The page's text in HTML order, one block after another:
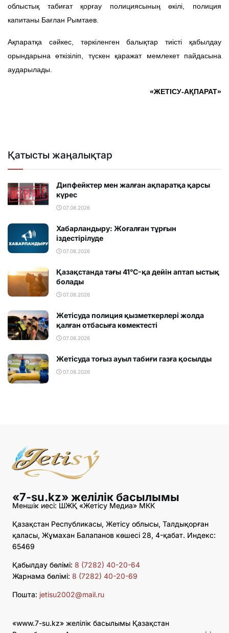
облыстық табиғат қорғау полициясының өкілі, полиция
капитаны Бағлан Рымтаев.
Ақпаратқа сәйкес, тәркіленген балықтар тиісті қабылдау
орындарына өткізіліп, түскен қаражат мемлекет пайдасына
аударылады.
«ЖЕТІСУ-АҚПАРАТ»
Қатысты жаңалықтар
Дипфейктер мен жалған ақпаратқа қарсы
күрес
07.08.2026
Хабарландыру: Жоғалған тұрғын
іздестірілуде
07.08.2026
Қазақстанда тағы 41°C-қа дейін аптап ыстық
болады
07.08.2026
Жетісуда полиция қызметкерлері жолда
қалған отбасыға көмектесті
07.08.2026
Жетісуда тоғыз ауыл табиғи газға қосылды
07.08.2026
«7-su.kz» желілік басылымы
Меншік иесі: ШЖҚ «Жетісу Медиа» МКК
Қазақстан Республикасы, Жетісу облысы, Талдықорған
қаласы, Жұмахан Балапанов көшесі 28, 4-қабат. Индекс:
65469
Қабылдау бөлімі: 8 (7282) 40-20-64
Жарнама бөлімі: 8 (7282) 40-20-69
Пошта: jetisu2002@mail.ru
«www.7-su.kz» желілік басылымы Қазақстан